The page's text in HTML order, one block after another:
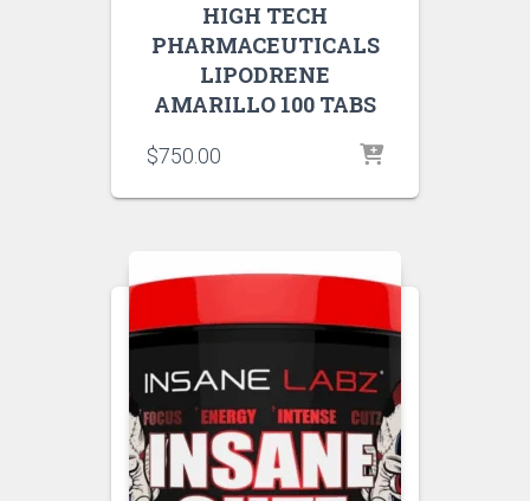
HIGH TECH
PHARMACEUTICALS
LIPODRENE
AMARILLO 100 TABS
$750.00